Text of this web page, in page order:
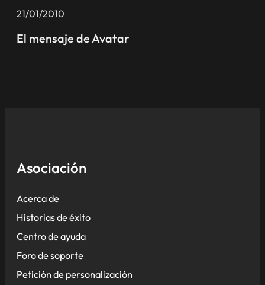
21/01/2010
El mensaje de Avatar
Asociación
Acerca de
Historias de éxito
Centro de ayuda
Foro de soporte
Petición de personalización